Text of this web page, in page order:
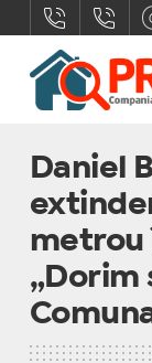
Daniel
metrou
„Dorim